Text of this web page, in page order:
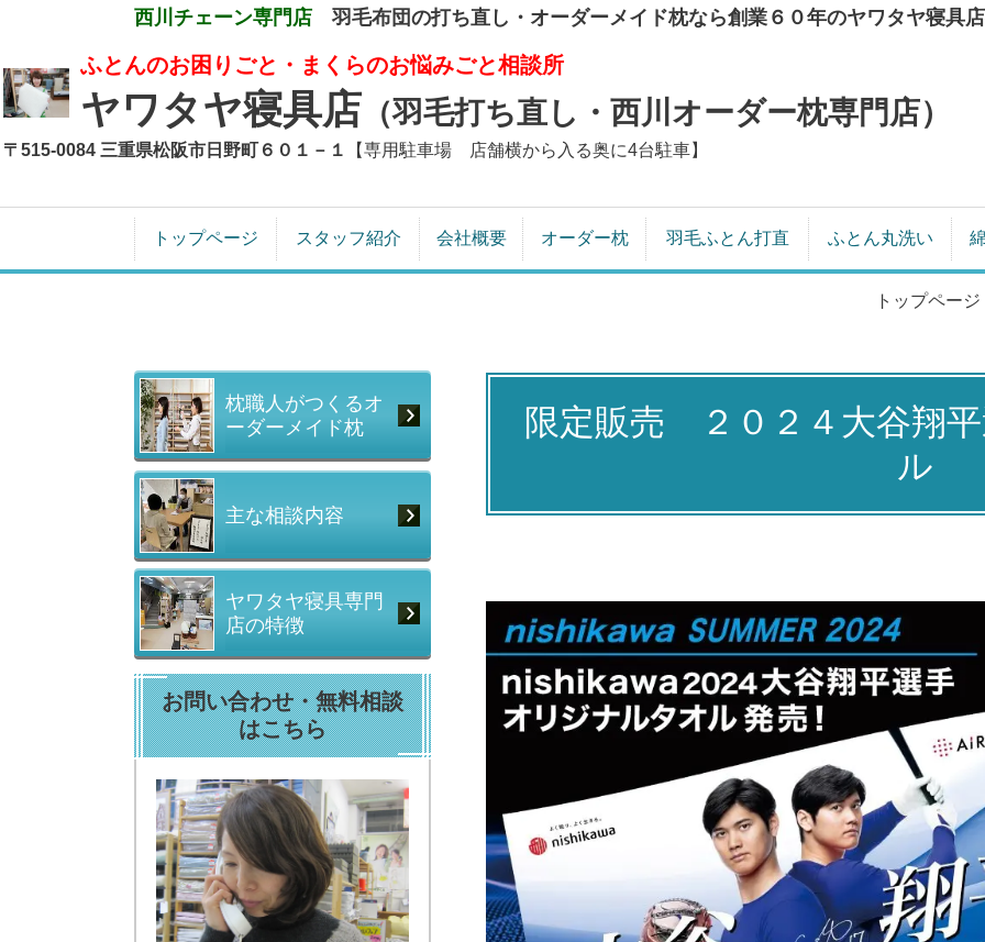
西川チェーン専門店 羽毛布団の打ち直し・オーダーメイド枕なら創業６０年のヤワタヤ寝具
ふとんのお困りごと・まくらのお悩みごと相談所
ヤワタヤ寝具店 （羽毛打ち直し・西川オーダー枕専門店）
〒515-0084 三重県松阪市日野町６０１－１ 【専用駐車場 店舗横から入る奥に4台駐車】
トップページ スタッフ紹介 会社概要 オーダー枕 羽毛ふとん打直 ふとん丸洗い
トップページ
限定販売 ２０２４大谷翔
ル
枕職人がつくるオ
ーダーメイド枕
主な相談内容
ヤワタヤ寝具専門
店の特徴
お問い合わせ・無料相談
はこちら